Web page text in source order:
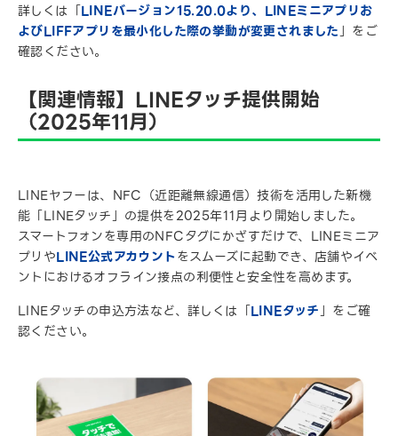
詳しくは「LINEバージョン15.20.0より、LINEミニアプリお
よびLIFFアプリを最小化した際の挙動が変更されました」をご
確認ください。
【関連情報】LINEタッチ提供開始
（2025年11月）
LINEヤフーは、NFC（近距離無線通信）技術を活用した新機
能「LINEタッチ」の提供を2025年11月より開始しました。
スマートフォンを専用のNFCタグにかざすだけで、LINEミニア
プリやLINE公式アカウントをスムーズに起動でき、店舗やイベ
ントにおけるオフライン接点の利便性と安全性を高めます。
LINEタッチの申込方法など、詳しくは「LINEタッチ」をご確
認ください。